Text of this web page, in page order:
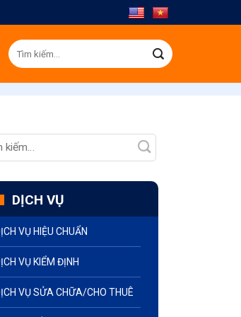
Tìm
kiếm:
DỊCH VỤ
VỤ HIỆU CHUẨN
VỤ KIỂM ĐỊNH
VỤ SỬA CHỮA/CHO THUÊ